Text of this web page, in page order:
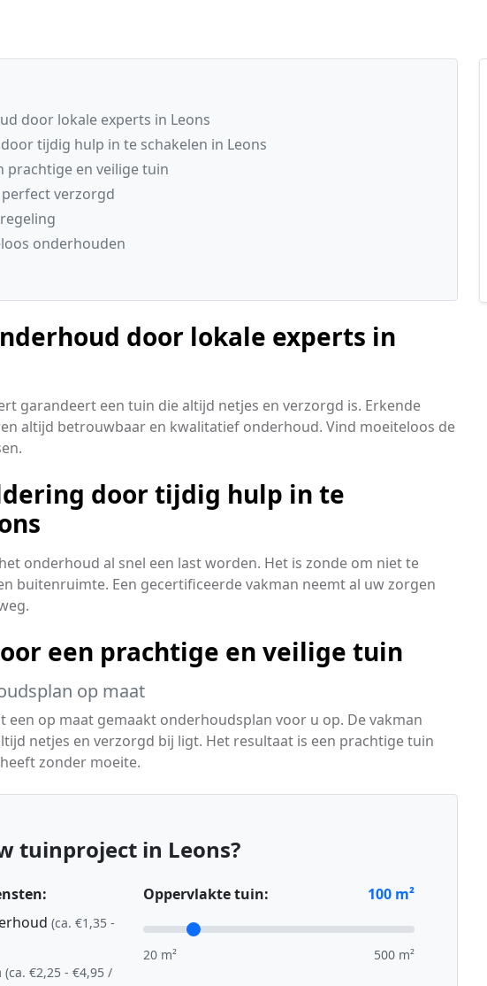
door lokale experts in Leons
tijdig hulp in te schakelen in Leons
prachtige en veilige tuin
verzorgd
onderhouden
door lokale experts in
garandeert een tuin die altijd netjes en verzorgd is. Erkende
altijd betrouwbaar en kwalitatief onderhoud. Vind moeiteloos de
door tijdig hulp in te
onderhoud al snel een last worden. Het is zonde om niet te
buitenruimte. Een gecertificeerde vakman neemt al uw zorgen
een prachtige en veilige tuin
op maat
een op maat gemaakt onderhoudsplan voor u op. De vakman
netjes en verzorgd bij ligt. Het resultaat is een prachtige tuin
zonder moeite.
tuinproject in Leons?
(ca. €1,35 -
(ca. €2,25 - €4,95 /
Oppervlakte tuin: 100 m²
20 m² 500 m²